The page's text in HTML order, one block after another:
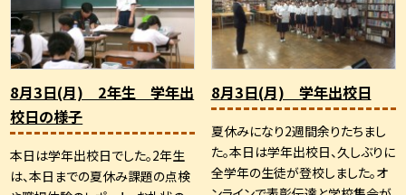
8月3日(月) 2年生 学年出
校日の様子
本日は学年出校日でした。2年生
は、本日までの夏休み課題の点検
8月3日(月) 学年出校日
夏休みになり2週間余りたちまし
た。本日は学年出校日、久しぶりに
全学年の生徒が登校しました。オ